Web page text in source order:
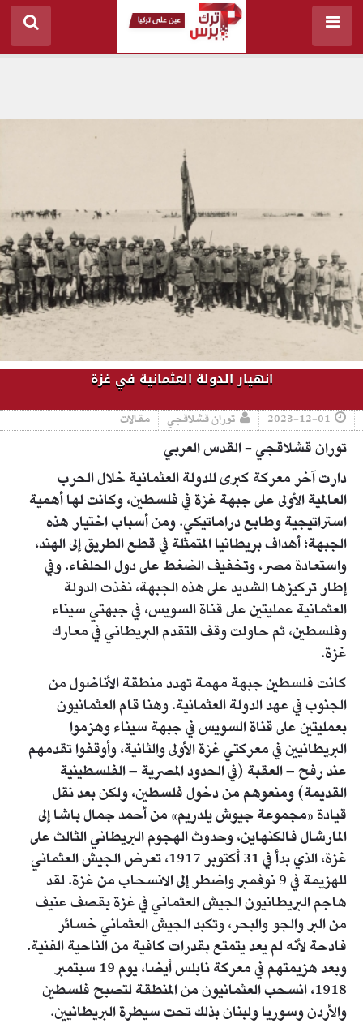
انهيار الدولة العثمانية في غزة
2023-12-01 توران قشلاقجي مقالات
توران قشلاقجي - القدس العربي
دارت آخر معركة كبرى للدولة العثمانية خلال الحرب
العالمية الأولى على جبهة غزة في فلسطين، وكانت لها أهمية
استراتيجية وطابع دراماتيكي. ومن أسباب اختيار هذه
الجبهة؛ أهداف بريطانيا المتمثلة في قطع الطريق إلى الهند،
واستعادة مصر، وتخفيف الضغط على دول الحلفاء. وفي
إطار تركيزها الشديد على هذه الجبهة، نفذت الدولة
العثمانية عمليتين على قناة السويس، في جبهتي سيناء
وفلسطين، ثم حاولت وقف التقدم البريطاني في معارك
غزة.
كانت فلسطين جبهة مهمة تهدد منطقة الأناضول من
الجنوب في عهد الدولة العثمانية. وهنا قام العثمانيون
بعمليتين على قناة السويس في جبهة سيناء وهزموا
البريطانيين في معركتي غزة الأولى والثانية، وأوقفوا تقدمهم
عند رفح – العقبة (في الحدود المصرية – الفلسطينية
القديمة) ومنعوهم من دخول فلسطين، ولكن بعد نقل
قيادة «مجموعة جيوش يلدريم» من أحمد جمال باشا إلى
المارشال فالكنهاين، وحدوث الهجوم البريطاني الثالث على
غزة، الذي بدأ في 31 أكتوبر 1917، تعرض الجيش العثماني
للهزيمة في 9 نوفمبر واضطر إلى الانسحاب من غزة. لقد
هاجم البريطانيون الجيش العثماني في غزة بقصف عنيف
من البر والجو والبحر، وتكبد الجيش العثماني خسائر
فادحة لأنه لم يعد يتمتع بقدرات كافية من الناحية الفنية.
وبعد هزيمتهم في معركة نابلس أيضا، يوم 19 سبتمبر
1918، انسحب العثمانيون من المنطقة لتصبح فلسطين
والأردن وسوريا ولبنان بذلك تحت سيطرة البريطانيين.